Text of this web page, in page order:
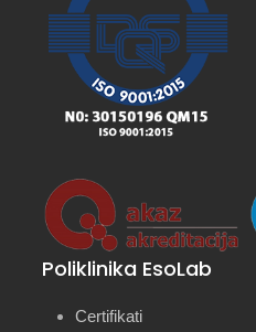
Poliklinika EsoLab
Certifikati